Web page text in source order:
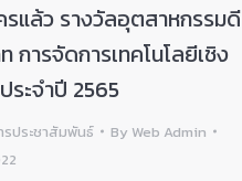
แล้ว รางวัลอุตสาหกรรมดี
การจัดการเทคโนโลยีเชิง
ระจำปี 2565
รประชาสัมพันธ์ By Web Admin